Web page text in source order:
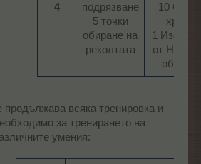
4
подрязване
5 точки
обиране на
реколтата​
10
храна
1
от
обори II​
продължава всяка тренировка и
за тренирането на
умения: